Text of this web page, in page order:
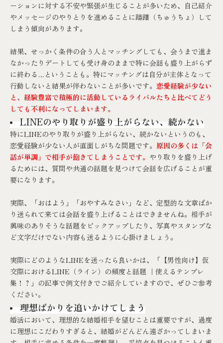
ーションに対する不安や緊張が生じることが多いため、自己紹介
やメッセージのやりとりを進めることに躊躇（ちゅうちょ）して
しまう傾向があります。
結果、せっかく条件の合う人とマッチングしても、会うまで進ま
なかったりデートしても受け身のままで特に会話も盛り上がらず
に終わる…ということも。特にマッチングは自分が主体となって
行動しないと結果が伴わないことが多いです。 恋愛経験が少ない
と、経験豊富で積極的に活動しているライバルたちと比べてどう
しても不利になってしまいます。
LINEのやり取りが盛り上がらない、続かない
特にLINEのやり取りが盛り上がらない、続かないというのも、
恋愛経験が少ない人が直面しがちな問題です。 原因の多くは「会
話が単調」で相手が飽きてしまうことです。 やり取りを盛り上げ
るためには、質問や共通の話題を見つけて会話を広げることが重
要になります。
実際、「おはよう」「おやすみなさい」など、定型的な文章ばか
り送られて来ては会話を盛り上げることはできませんね。相手が
興味のありそうな話題をピックアップしたり、写真やスタンプな
ど文字だけでない内容も送るように心掛けましょう。
実際にどのようなLINEを送ったら良いかは、「 【男性向け】仮
交際におけるLINE（ライン）の頻度と話題 ｜使えるテンプレ
集！？ 」の記事で例文付きでご紹介していますので、ぜひご参考
ください。
理想ばかりを追いかけてしまう
婚活において、理想的な結婚相手を望むことは重要ですが、過度
に理想にこだわりすぎると、結婚がどんどん遠ざかってしまいま